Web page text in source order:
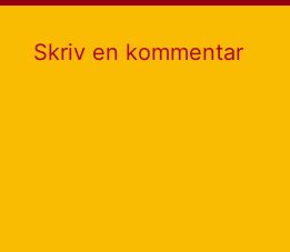
Skriv en kommentar